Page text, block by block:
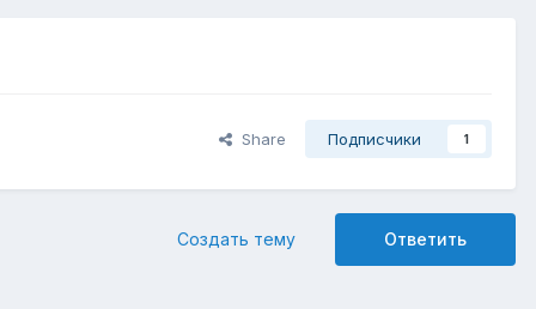
Share Подписчики 1
Ответить
Создать тему